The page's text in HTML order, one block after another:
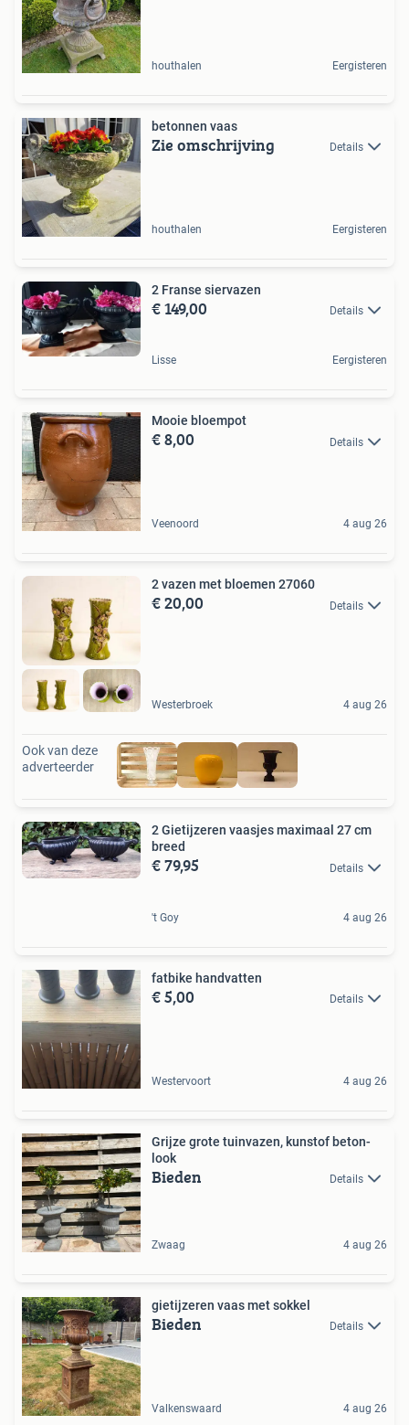
houthalen Eergisteren
betonnen vaas
Zie omschrijving Details
houthalen Eergisteren
2 Franse siervazen
€ 149,00 Details
Lisse Eergisteren
Mooie bloempot
€ 8,00 Details
Veenoord 4 aug 26
2 vazen met bloemen 27060
€ 20,00 Details
Westerbroek 4 aug 26
Ook van deze
adverteerder
2 Gietijzeren vaasjes maximaal 27 cm
breed
€ 79,95 Details
't Goy 4 aug 26
fatbike handvatten
€ 5,00 Details
Westervoort 4 aug 26
Grijze grote tuinvazen, kunstof beton-
look
Bieden Details
Zwaag 4 aug 26
gietijzeren vaas met sokkel
Bieden Details
Valkenswaard 4 aug 26